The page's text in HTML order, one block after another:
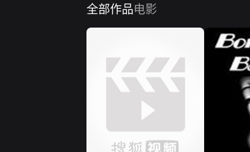
全部作品电影